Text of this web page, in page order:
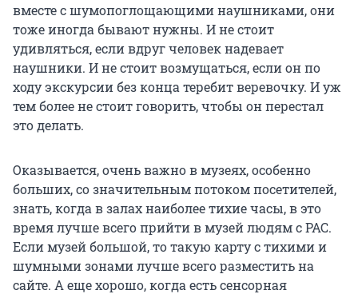
вместе с шумопоглощающими наушниками, они
тоже иногда бывают нужны. И не стоит
удивляться, если вдруг человек надевает
наушники. И не стоит возмущаться, если он по
ходу экскурсии без конца теребит веревочку. И уж
тем более не стоит говорить, чтобы он перестал
это делать.
Оказывается, очень важно в музеях, особенно
больших, со значительным потоком посетителей,
знать, когда в залах наиболее тихие часы, в это
время лучше всего прийти в музей людям с РАС.
Если музей большой, то такую карту с тихими и
шумными зонами лучше всего разместить на
сайте. А еще хорошо, когда есть сенсорная